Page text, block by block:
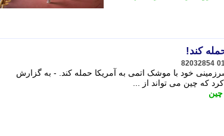
کند!
82032854
خود با موشک اتمی به آمریکا حمله کند. - به گزارش
که چین می تواند از ...
چین